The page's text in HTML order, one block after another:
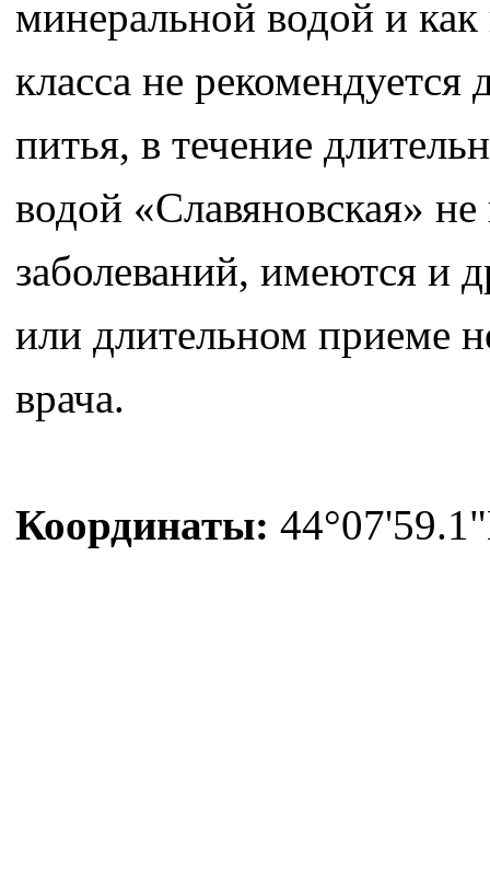
минеральной водой и
класса не
питья, в течение
водой «Славяновская»
заболеваний, имеются и
или длительном приеме
врача.
Координаты: